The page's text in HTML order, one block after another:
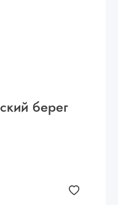
берег